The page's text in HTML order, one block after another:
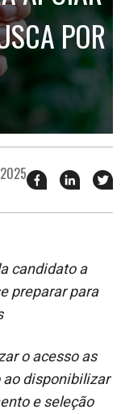
POR
2025 Compartilhar
esse
no
esse
no
candidato a
preparar para
o acesso as
disponibilizar
e seleção